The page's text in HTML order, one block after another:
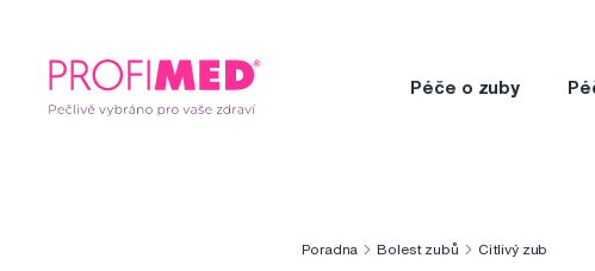
Péče o zuby
Poradna Bolest zubů Citlivý zub